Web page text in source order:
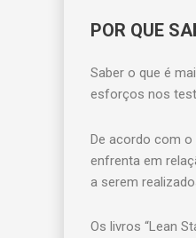
POR QUE
Saber o que é
esforços nos
De acordo com o
enfrenta em
a serem
Os livros “Lean